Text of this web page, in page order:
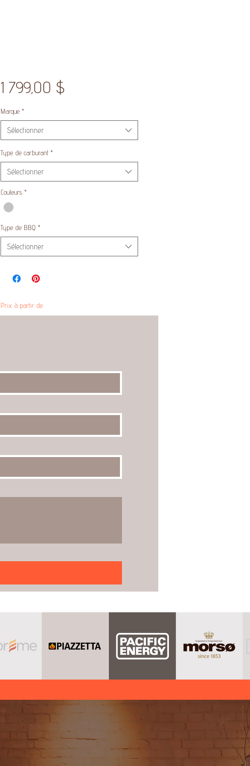
1 799,00 $Prix
Marque *
Sélectionner
Type de carburant *
Sélectionner
Couleurs *
Type de BBQ *
Sélectionner
Prix à partir de